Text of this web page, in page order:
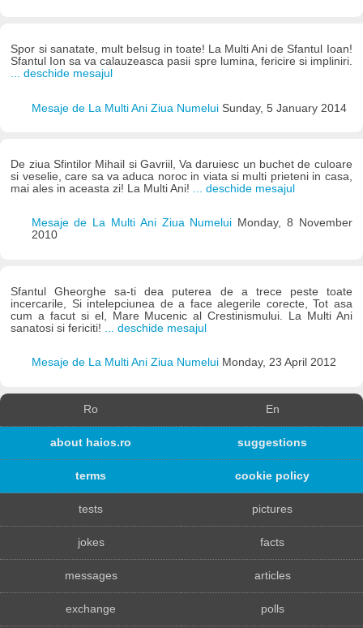
Spor si sanatate, mult belsug in toate! La Multi Ani de Sfantul Ioan!
Sfantul Ion sa va calauzeasca pasii spre lumina, fericire si impliniri.
... deschide mesajul
Mesaje de La Multi Ani Ziua Numelui Sunday, 5 January 2014
De ziua Sfintilor Mihail si Gavriil, Va daruiesc un buchet de culoare
si veselie, care sa va aduca noroc in viata si multi prieteni in casa,
mai ales in aceasta zi! La Multi Ani! ... deschide mesajul
Mesaje de La Multi Ani Ziua Numelui Monday, 8 November
2010
Sfantul Gheorghe sa-ti dea puterea de a trece peste toate
incercarile, Si intelepciunea de a face alegerile corecte, Tot asa
cum a facut si el, Mare Mucenic al Crestinismului. La Multi Ani
sanatosi si fericiti!
... deschide mesajul
Mesaje de La Multi Ani Ziua Numelui Monday, 23 April 2012
Ro En
about haios.ro suggestions
terms cookie policy
tests pictures
jokes facts
messages articles
exchange polls